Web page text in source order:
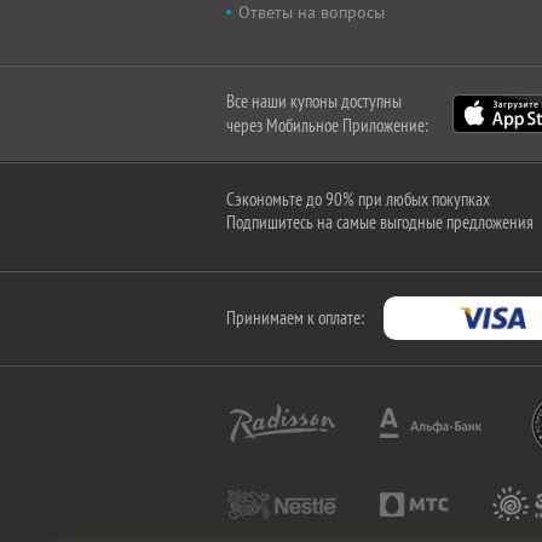
Ответы на вопросы
Все наши купоны доступны
через Мобильное Приложение:
Сэкономьте до 90% при любых покупках
Подпишитесь на самые выгодные предложения
Принимаем к оплате: